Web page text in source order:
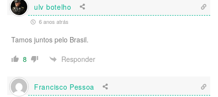
ulv botelho
6 anos atrás
Tamos juntos pelo Brasil.
8
Responder
Francisco Pessoa